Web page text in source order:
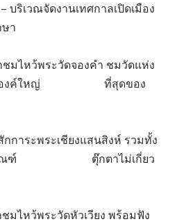
บริเวณจัดงานเทศกาลเปิดเมือง
า
หว้พระวัดจองคำ ชมวัดแห่ง
ธรูปองค์ใหญ่ ที่สุดของ
ระพระเชียงแสนสิงห์ รวมทั้ง
พิธภัณฑ์ ตุ๊กตาไม่เกี่ยว
หว้พระวัดหัวเวียง พร้อมฟัง